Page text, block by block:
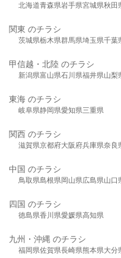
北海道青森県岩手県宮城県秋田
関東 のチラシ
茨城県栃木県群馬県埼玉県千葉
甲信越・北陸 のチラシ
新潟県富山県石川県福井県山梨
東海 のチラシ
岐阜県静岡県愛知県三重県
関西 のチラシ
滋賀県京都府大阪府兵庫県奈良
中国 のチラシ
鳥取県島根県岡山県広島県山口
四国 のチラシ
徳島県香川県愛媛県高知県
九州・沖縄 のチラシ
福岡県佐賀県長崎県熊本県大分